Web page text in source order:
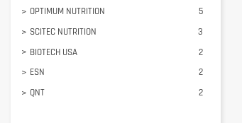
OPTIMUM NUTRITION
5
SCITEC NUTRITION
3
BIOTECH USA
2
ESN
2
QNT
2